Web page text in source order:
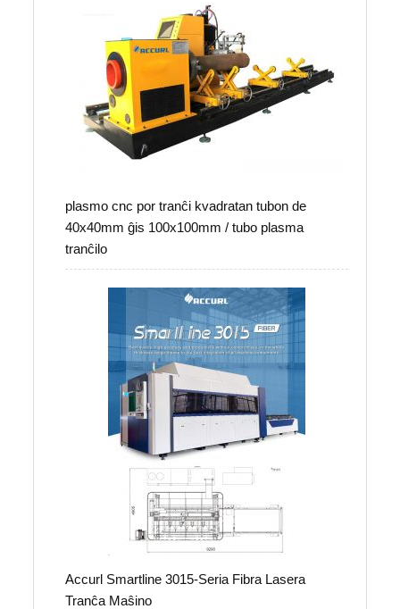
plasmo cnc por tranĉi kvadratan tubon de
40x40mm ĝis 100x100mm / tubo plasma
tranĉilo
Accurl Smartline 3015-Seria Fibra Lasera
Tranĉa Maŝino